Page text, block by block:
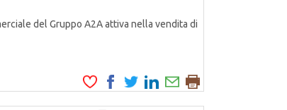
del Gruppo A2A attiva nella vendita di